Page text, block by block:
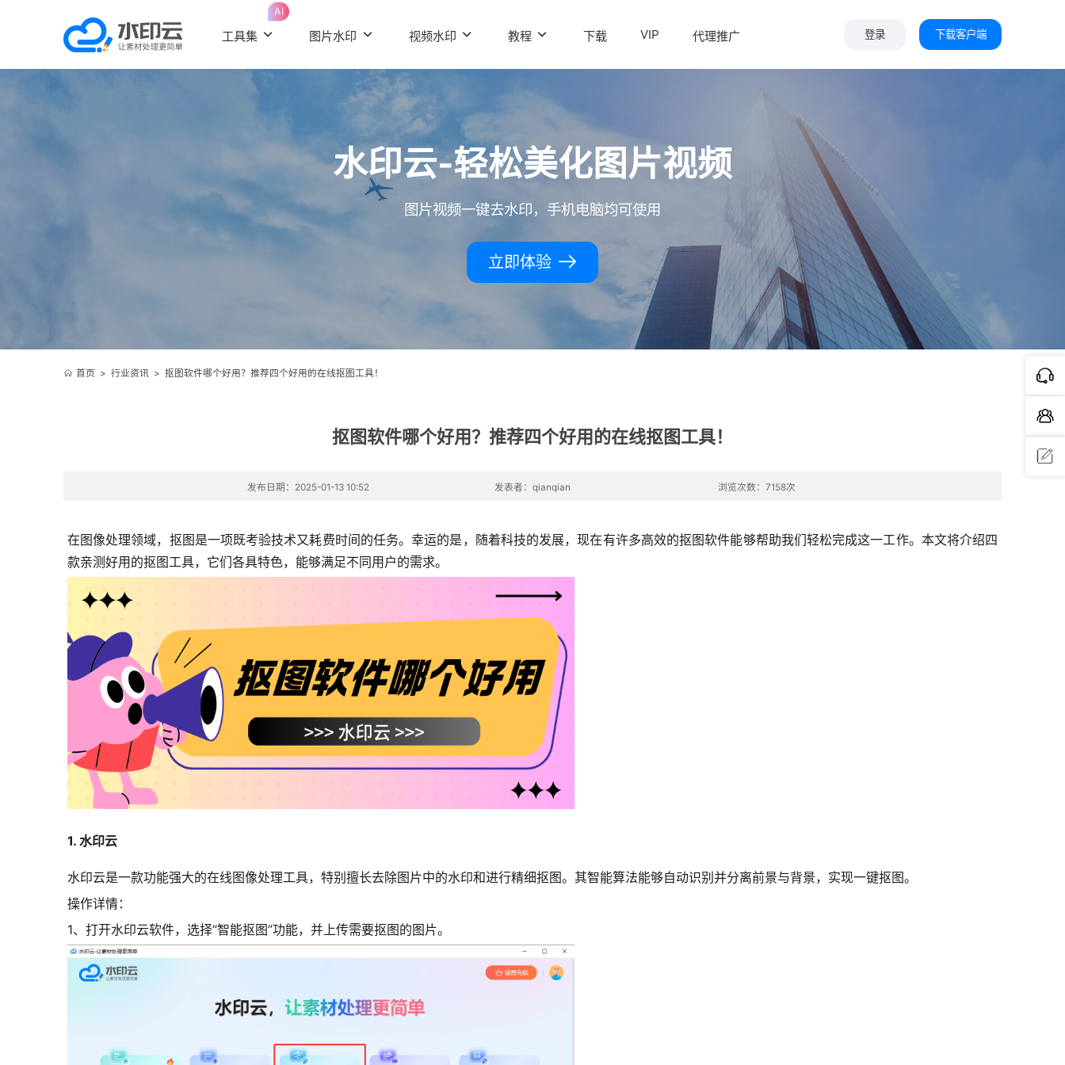
工具集
AI
图片水印 视频水印 教程 下载 VIP 代理推广 登录 下载客户端
水印云-轻松美化图片视频
图片视频一键去水印，手机电脑均可使用
立即体验
首页 > 行业资讯> 抠图软件哪个好用？推荐四个好用的在线抠图工具！
抠图软件哪个好用？推荐四个好用的在线抠图工具！
发布日期：2025-01-13 10:52 发表者：qianqian 浏览次数：7158次
在图像处理领域，抠图是一项既考验技术又耗费时间的任务。幸运的是，随着科技的发展，现在有许多高效的抠图软件能够帮助我们轻松完成这一工作。本文将介绍四
款亲测好用的抠图工具，它们各具特色，能够满足不同用户的需求。
1. 水印云
水印云是一款功能强大的在线图像处理工具，特别擅长去除图片中的水印和进行精细抠图。其智能算法能够自动识别并分离前景与背景，实现一键抠图。
操作详情：
1、打开水印云软件，选择“智能抠图”功能， 并上传需要抠图的图片。